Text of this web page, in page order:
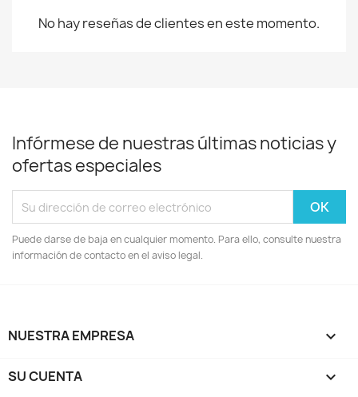
No hay reseñas de clientes en este momento.
Infórmese de nuestras últimas noticias y
ofertas especiales
Puede darse de baja en cualquier momento. Para ello, consulte nuestra
información de contacto en el aviso legal.
NUESTRA EMPRESA 
SU CUENTA 